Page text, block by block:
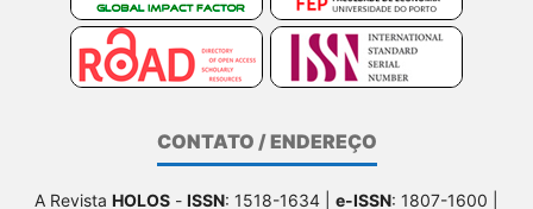
CONTATO / ENDEREÇO
A Revista HOLOS - ISSN: 1518-1634 | e-ISSN: 1807-1600 |